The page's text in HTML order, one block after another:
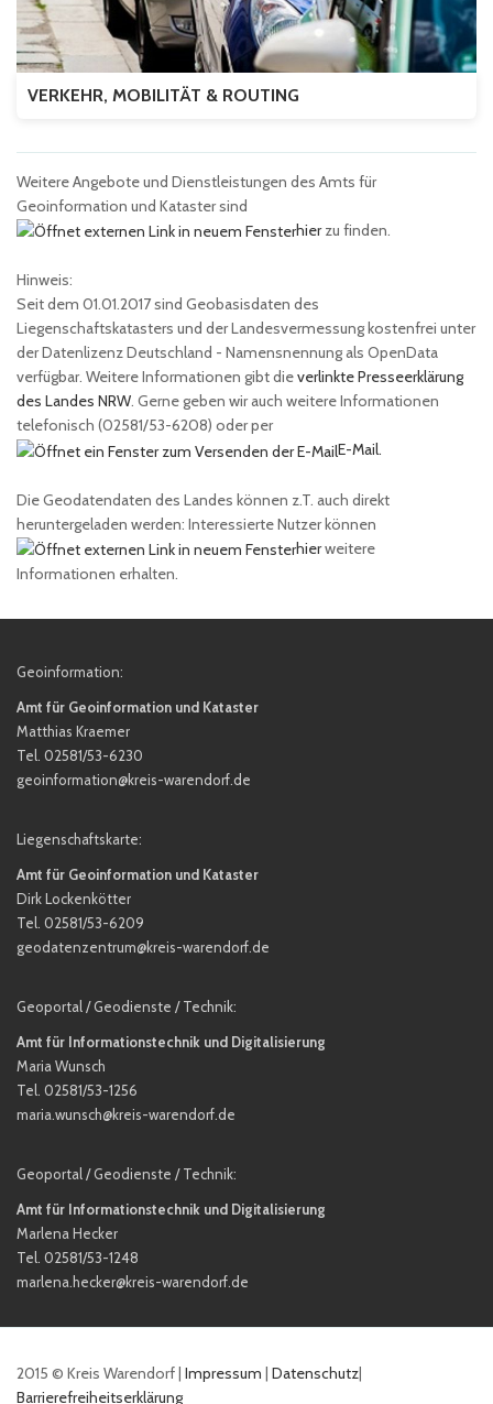
VERKEHR, MOBILITÄT & ROUTING
Weitere Angebote und Dienstleistungen des Amts für
Geoinformation und Kataster sind
hierzu finden.
Hinweis:
Seit dem 01.01.2017 sind Geobasisdaten des
Liegenschaftskatasters und der Landesvermessung kostenfrei unter
der Datenlizenz Deutschland - Namensnennung als OpenData
verfügbar. Weitere Informationen gibt dieverlinkte Presseerklärung
des Landes NRW. Gerne geben wir auch weitere Informationen
telefonisch (02581/53-6208) oder per
E-Mail.
Die Geodatendaten des Landes können z.T. auch direkt
heruntergeladen werden: Interessierte Nutzer können
hierweitere
Informationen erhalten.
Geoinformation:
Amt für Geoinformation und Kataster
Matthias Kraemer
Tel. 02581/53-6230
geoinformation@kreis-warendorf.de
Liegenschaftskarte:
Amt für Geoinformation und Kataster
Dirk Lockenkötter
Tel. 02581/53-6209
geodatenzentrum@kreis-warendorf.de
Geoportal / Geodienste / Technik:
Amt für Informationstechnik und Digitalisierung
Maria Wunsch
Tel. 02581/53-1256
maria.wunsch@kreis-warendorf.de
Geoportal / Geodienste / Technik:
Amt für Informationstechnik und Digitalisierung
Marlena Hecker
Tel. 02581/53-1248
marlena.hecker@kreis-warendorf.de
2015 © Kreis Warendorf Impressum Datenschutz
Barrierefreiheitserklärung